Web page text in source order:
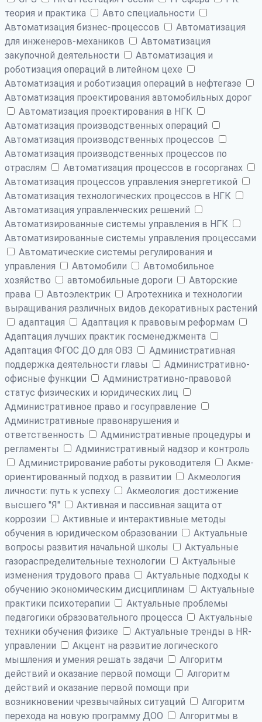
теория и практика
Авто специальности
Автоматизация бизнес-процессов
Автоматизация
для инженеров-механиков
Автоматизация
закупочной деятельности
Автоматизация и
роботизация операций в литейном цехе
Автоматизация и роботизация операций в нефтегазе
Автоматизация проектирования автомобильных дорог
Автоматизация проектирования в НГК
Автоматизация производственных операций
Автоматизация производственных процессов
Автоматизация производственных процессов по
отраслям
Автоматизация процессов в госорганах
Автоматизация процессов управления энергетикой
Автоматизация технологических процессов в НГК
Автоматизация управленческих решений
Автоматизированные системы управления в НГК
Автоматизированные системы управления процессами
Автоматические системы регулирования и
управления
Автомобили
Автомобильное
хозяйство
автомобильные дороги
Авторские
права
Автоэлектрик
Агротехника и технологии
выращивания различных видов декоративных растений
адаптация
Адаптация к правовым реформам
Адаптация лучших практик госменеджмента
Адаптация ФГОС ДО для ОВЗ
Административная
поддержка деятельности главы
Административно-
офисные функции
Административно-правовой
статус физических и юридических лиц
Административное право и госуправление
Административные правонарушения и
ответственность
Административные процедуры и
регламенты
Административный надзор и контроль
Администрирование работы руководителя
Акме-
ориентированный подход в развитии
Акмеология
личности: путь к успеху
Акмеология: достижение
высшего "Я"
Активная и пассивная защита от
коррозии
Активные и интерактивные методы
обучения в юридическом образовании
Актуальные
вопросы развития начальной школы
Актуальные
газораспределительные технологии
Актуальные
изменения трудового права
Актуальные подходы к
обучению экономическим дисциплинам
Актуальные
практики психотерапии
Актуальные проблемы
педагогики образовательного процесса
Актуальные
техники обучения физике
Актуальные тренды в HR-
управлении
Акцент на развитие логического
мышления и умения решать задачи
Алгоритм
действий и оказание первой помощи
Алгоритм
действий и оказание первой помощи при
возникновении чрезвычайных ситуаций
Алгоритм
перехода на новую программу ДОО
Алгоритмы в